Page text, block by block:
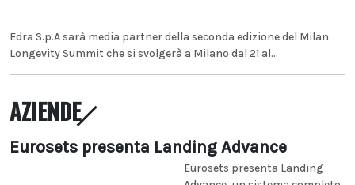
Edra S.p.A sarà media partner della seconda edizione del Milan
Longevity Summit che si svolgerà a Milano dal 21 al...
AZIENDE
Eurosets presenta Landing Advance
Eurosets presenta Landing